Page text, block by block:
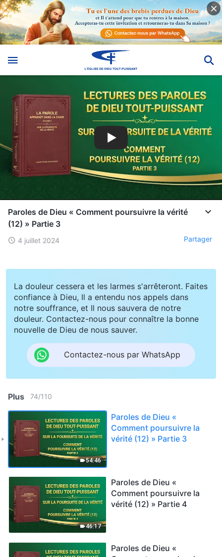
Paroles de Dieu « Comment poursuivre la vérité
(12) » Partie 3
4 juillet 2024 Partager
La douleur cessera et les larmes s'arrêteront. Faites
confiance à Dieu, Il a entendu nos appels dans
notre souffrance, et Il nous sauvera de notre
douleur. Contactez-nous pour connaître la bonne
nouvelle de Dieu de nous sauver.
Contactez-nous par WhatsApp
Plus 74/110
54:46
Paroles de Dieu «
Comment poursuivre la
vérité (12) » Partie 3
46:17
Paroles de Dieu «
Comment poursuivre la
vérité (12) » Partie 4
Paroles de Dieu «